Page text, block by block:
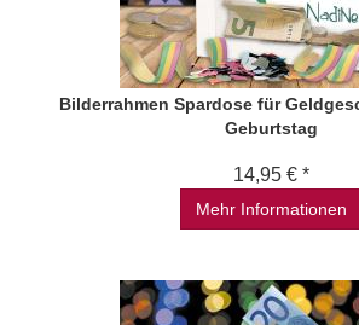
Bilderrahmen Spardose für
Geburtstag
14,95 € *
Mehr Informationen